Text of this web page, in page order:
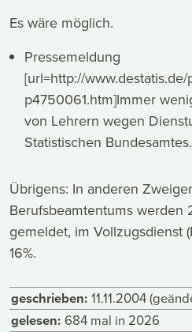
Es wäre möglich.
Pressemeldung
[url=http://
p4750061.htm]Immer
von Lehrern wegen
Statistischen Bundesamtes.
Übrigens: In anderen
Berufsbeamtentums werden
gemeldet, im Vollzugsdienst
16%.
geschrieben: 11.11.2004
gelesen: 684 mal in 2026